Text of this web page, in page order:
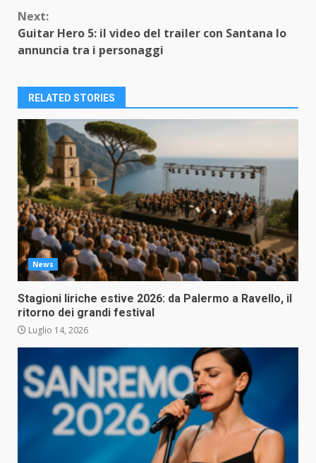
Next:
Guitar Hero 5: il video del trailer con Santana lo
annuncia tra i personaggi
RELATED STORIES
News
Stagioni liriche estive 2026: da Palermo a Ravello, il
ritorno dei grandi festival
Luglio 14, 2026